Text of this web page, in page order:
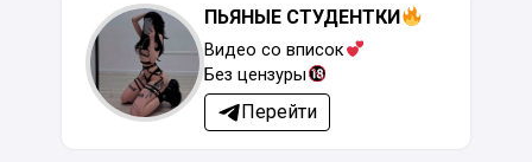
ПЬЯНЫЕ СТУДЕНТКИ
Видео со вписок
Без цензуры
Перейти